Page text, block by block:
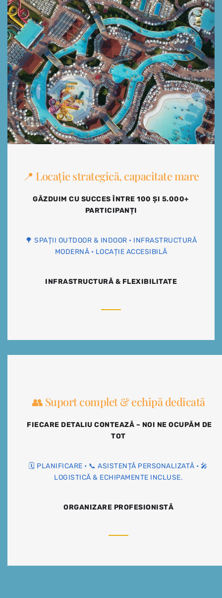
📍 Locație strategică, capacitate mare
GĂZDUIM CU SUCCES ÎNTRE 100 ȘI 5.000+
PARTICIPANȚI
🌳 SPAȚII OUTDOOR & INDOOR • INFRASTRUCTURĂ
MODERNĂ • LOCAȚIE ACCESIBILĂ
INFRASTRUCTURĂ & FLEXIBILITATE
👥 Suport complet & echipă dedicată
FIECARE DETALIU CONTEAZĂ – NOI NE OCUPĂM DE
TOT
🗓️ PLANIFICARE • 📞 ASISTENȚĂ PERSONALIZATĂ • 🎤
LOGISTICĂ & ECHIPAMENTE INCLUSE.
ORGANIZARE PROFESIONISTĂ